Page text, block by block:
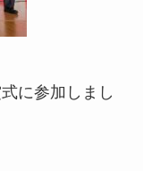
に参加しまし